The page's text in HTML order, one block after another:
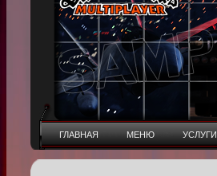
ГЛАВНАЯ МЕНЮ УСЛУГИ